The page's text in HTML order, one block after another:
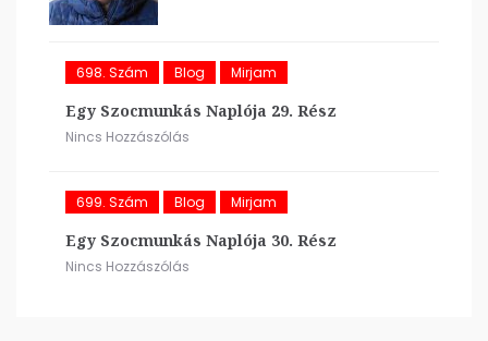
698. Szám Blog Mirjam
Egy Szocmunkás Naplója 29. Rész
Nincs Hozzászólás
699. Szám Blog Mirjam
Egy Szocmunkás Naplója 30. Rész
Nincs Hozzászólás